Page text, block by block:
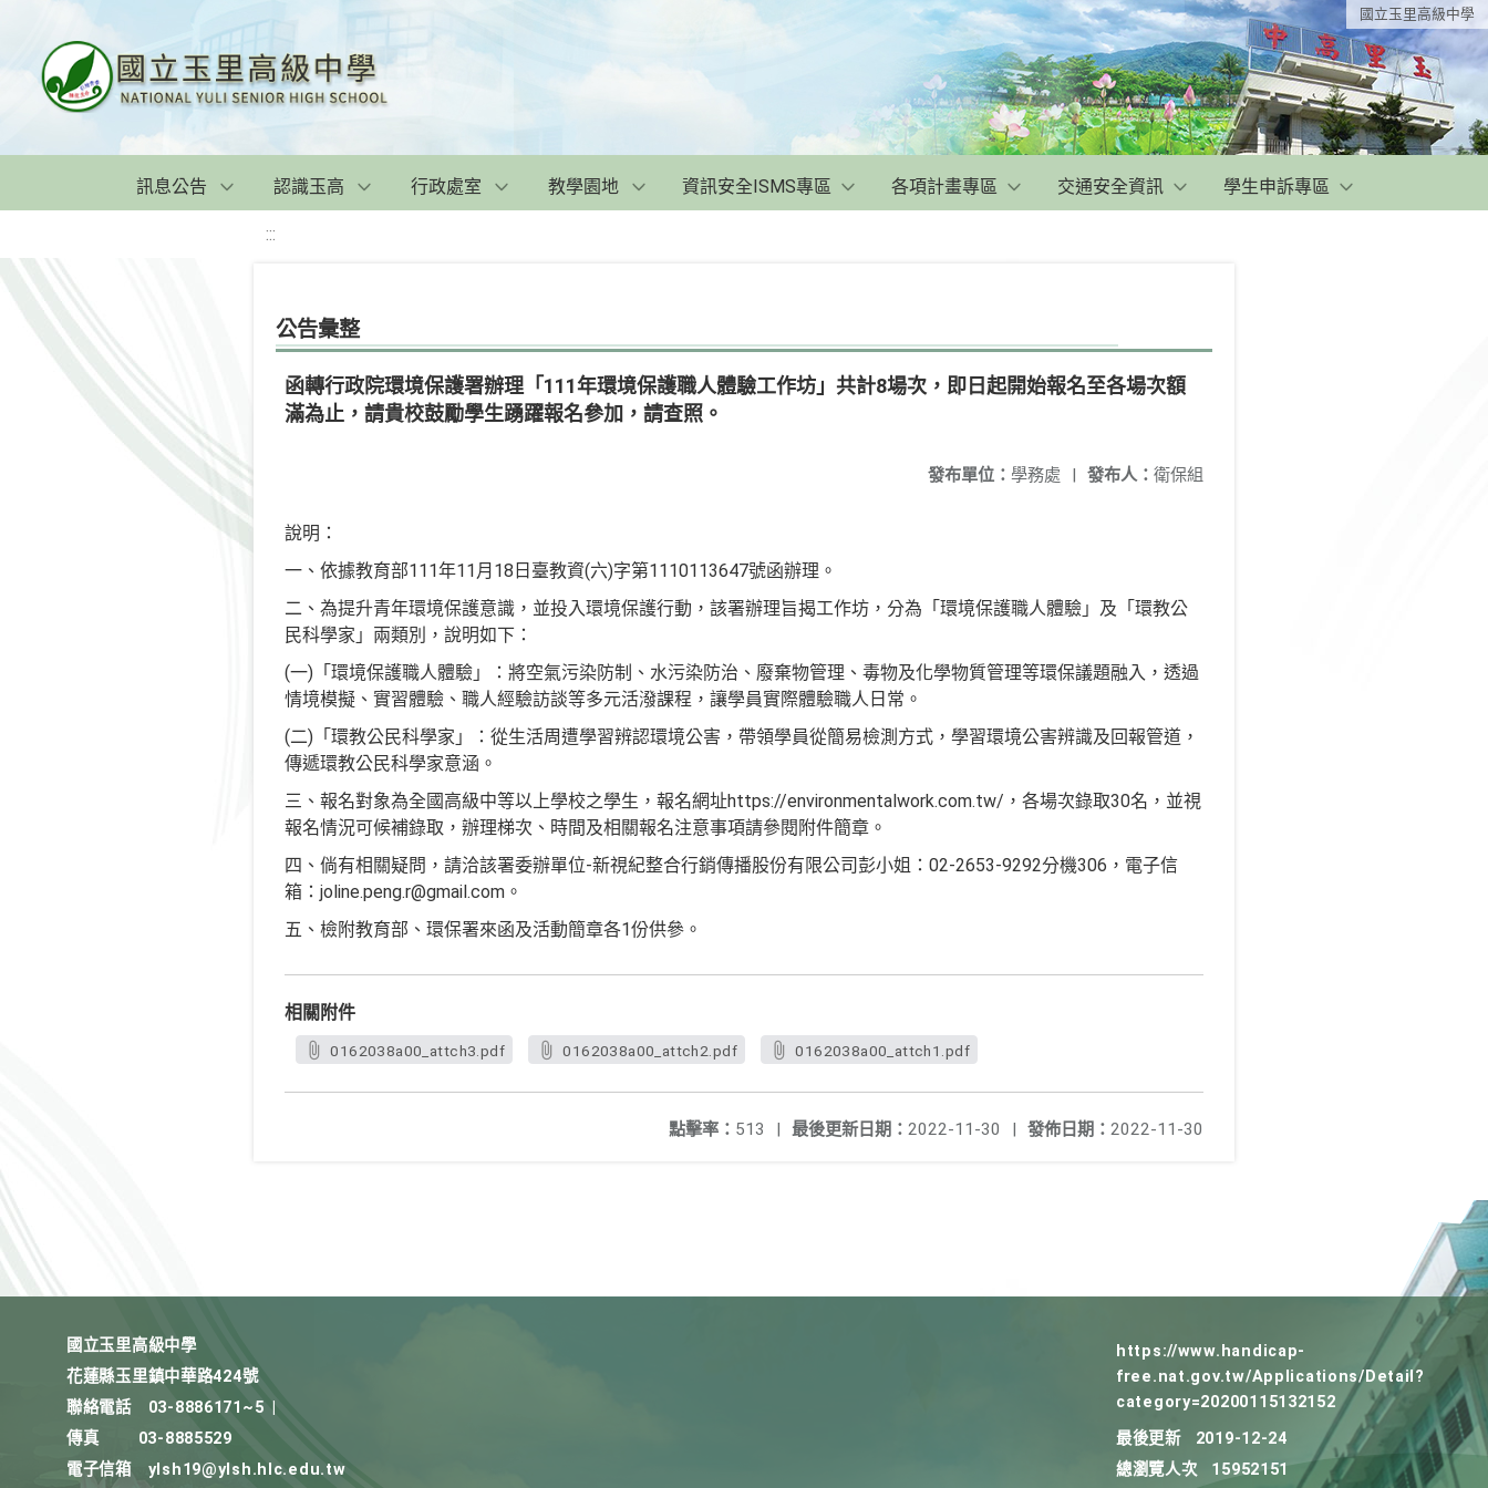
國立玉里高級中學
訊息公告 認識玉高 行政處室 教學園地 資訊安全ISMS專區 各項計畫專區 交通安全資訊 學生申訴專區
:::
公告彙整
函轉行政院環境保護署辦理「111年環境保護職人體驗工作坊」共計8場次，即日起開始報名至各場次額
滿為止，請貴校鼓勵學生踴躍報名參加，請查照。
發布人： 衛保組
發布單位： 學務處 |
說明：
一、依據教育部111年11月18日臺教資(六)字第1110113647號函辦理。
二、為提升青年環境保護意識，並投入環境保護行動，該署辦理旨揭工作坊，分為「環境保護職人體驗」及「環教公
民科學家」兩類別，說明如下：
(一)「環境保護職人體驗」：將空氣污染防制、水污染防治、廢棄物管理、毒物及化學物質管理等環保議題融入，透過
情境模擬、實習體驗、職人經驗訪談等多元活潑課程，讓學員實際體驗職人日常。
(二)「環教公民科學家」：從生活周遭學習辨認環境公害，帶領學員從簡易檢測方式，學習環境公害辨識及回報管道，
傳遞環教公民科學家意涵。
三、報名對象為全國高級中等以上學校之學生，報名網址https://environmentalwork.com.tw/，各場次錄取30名，並視
報名情況可候補錄取，辦理梯次、時間及相關報名注意事項請參閱附件簡章。
四、倘有相關疑問，請洽該署委辦單位-新視紀整合行銷傳播股份有限公司彭小姐：02-2653-9292分機306，電子信
箱：joline.peng.r@gmail.com。
五、檢附教育部、環保署來函及活動簡章各1份供參。
相關附件
0162038a00_attch3.pdf 0162038a00_attch2.pdf 0162038a00_attch1.pdf
發佈日期： 2022-11-30
最後更新日期： 2022-11-30 |
點擊率： 513 |
國立玉里高級中學
花蓮縣玉里鎮中華路424號
聯絡電話
03-8886171~5
傳真
03-8885529
電子信箱
ylsh19@ylsh.hlc.edu.tw
https://www.handicap-
free.nat.gov.tw/Applications/Detail?
category=20200115132152
最後更新
2019-12-24
總瀏覽人次
15952151